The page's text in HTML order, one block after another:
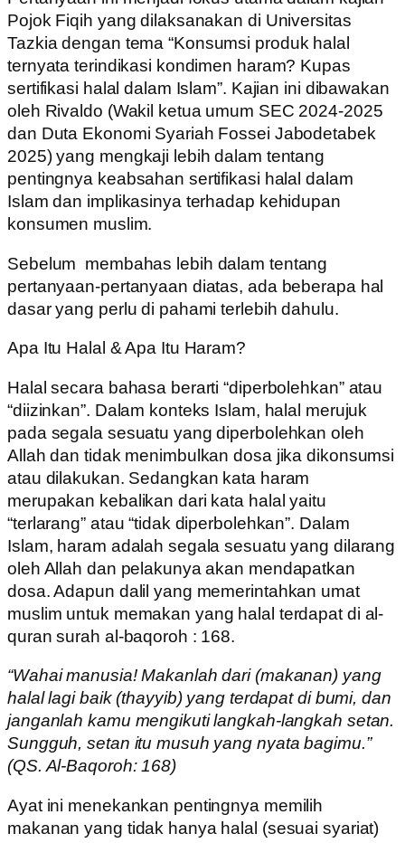
Pojok Fiqih yang dilaksanakan di Universitas
Tazkia dengan tema “Konsumsi produk halal
ternyata terindikasi kondimen haram? Kupas
sertifikasi halal dalam Islam”. Kajian ini dibawakan
oleh Rivaldo (Wakil ketua umum SEC 2024-2025
dan Duta Ekonomi Syariah Fossei Jabodetabek
2025) yang mengkaji lebih dalam tentang
pentingnya keabsahan sertifikasi halal dalam
Islam dan implikasinya terhadap kehidupan
konsumen muslim.
Sebelum membahas lebih dalam tentang
pertanyaan-pertanyaan diatas, ada beberapa hal
dasar yang perlu di pahami terlebih dahulu.
Apa Itu Halal & Apa Itu Haram?
Halal secara bahasa berarti “diperbolehkan” atau
“diizinkan”. Dalam konteks Islam, halal merujuk
pada segala sesuatu yang diperbolehkan oleh
Allah dan tidak menimbulkan dosa jika dikonsumsi
atau dilakukan. Sedangkan kata haram
merupakan kebalikan dari kata halal yaitu
“terlarang” atau “tidak diperbolehkan”. Dalam
Islam, haram adalah segala sesuatu yang dilarang
oleh Allah dan pelakunya akan mendapatkan
dosa. Adapun dalil yang memerintahkan umat
muslim untuk memakan yang halal terdapat di al-
quran surah al-baqoroh : 168.
“Wahai manusia! Makanlah dari (makanan) yang
halal lagi baik (thayyib) yang terdapat di bumi, dan
janganlah kamu mengikuti langkah-langkah setan.
Sungguh, setan itu musuh yang nyata bagimu.”
(QS. Al-Baqoroh: 168)
Ayat ini menekankan pentingnya memilih
makanan yang tidak hanya halal (sesuai syariat)